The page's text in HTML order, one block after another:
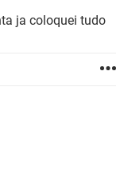
ja coloquei tudo